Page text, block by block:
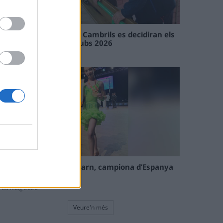
En les tirades de Flix i Cambrils es decidiran els
campions de l’Interclubs 2026
08 maig 2026
La tortosina Cinta Talarn, campiona d’Espanya
08 maig 2026
Veure'n més